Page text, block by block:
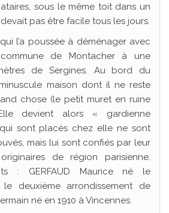
sous le même toit dans un
pas être facile tous les jours.
l’a poussée à déménager avec
de Montacher à une
de Sergines. Au bord du
maison dont il ne reste
chose (le petit muret en ruine
devient alors « gardienne
qui sont placés chez elle ne sont
mais lui sont confiés par leur
de région parisienne.
: GERFAUD Maurice né le
deuxième arrondissement de
né en 1910 à Vincennes.